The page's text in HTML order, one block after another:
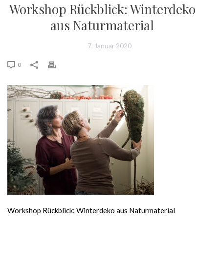
Workshop Rückblick: Winterdeko
aus Naturmaterial
7. Januar 2020
0
Workshop Rückblick: Winterdeko aus Naturmaterial